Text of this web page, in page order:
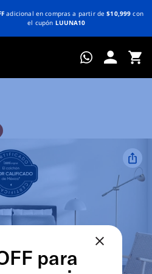
adicional en compras a partir de$10,999 con
el cupón LUUNA10
para